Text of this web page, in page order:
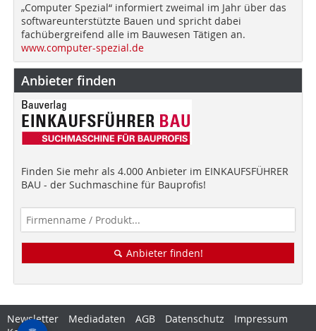
„Computer Spezial“ informiert zweimal im Jahr über das
softwareunterstützte Bauen und spricht dabei
fachübergreifend alle im Bauwesen Tätigen an.
www.computer-spezial.de
Anbieter finden
Finden Sie mehr als 4.000 Anbieter im EINKAUFSFÜHRER
BAU - der Suchmaschine für Bauprofis!
Anbieter finden!
Newsletter Mediadaten AGB Datenschutz
Impressum